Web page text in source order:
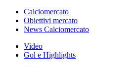
Calciomercato
Obiettivi mercato
News Calciomercato
Video
Gol e Highlights